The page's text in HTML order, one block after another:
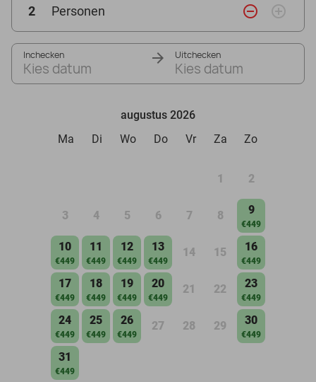
2 Personen remove_circle_outline add_circle_outline
Inchecken
Kies datum
Uitchecken
Kies datum
augustus 2026
Ma
Di Wo Do Vr Za Zo
1 2
3 4 5 6 7 8 9
€449
10
€449
11
€449
12
€449
13
€449
14 15 16
€449
17
€449
18
€449
19
€449
20
€449
21 22 23
€449
24
€449
25
€449
26
€449
27 28 29 30
€449
31
€449